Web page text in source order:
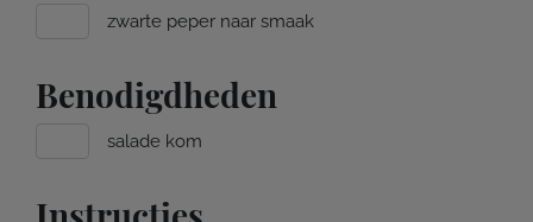
zwarte peper naar smaak
Benodigdheden
salade kom